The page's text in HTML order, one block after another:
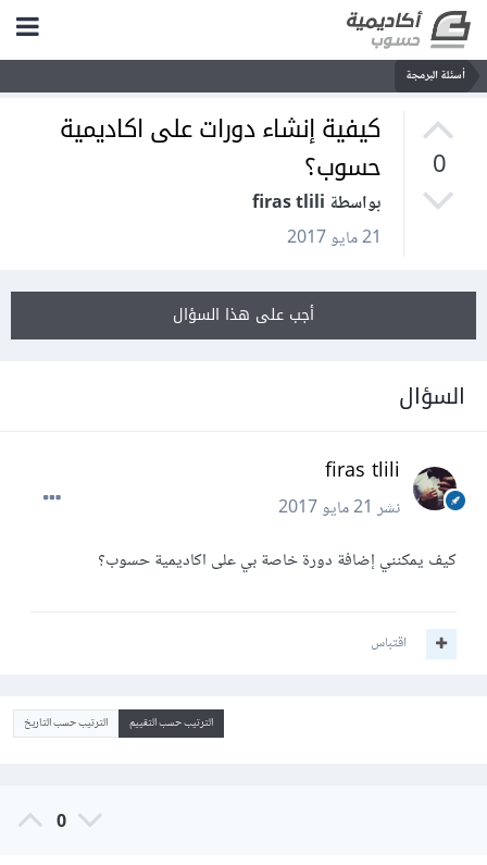
أسئلة البرمجة
0
كيفية إنشاء دورات على اكاديمية
حسوب؟
بواسطة firas tlili
21 مايو 2017
أجب على هذا السؤال
السؤال
firas tlili
نشر21 مايو 2017
كيف يمكنني إضافة دورة خاصة بي على اكاديمية حسوب؟
اقتباس
الترتيب حسب التقييم الترتيب حسب التاريخ
0